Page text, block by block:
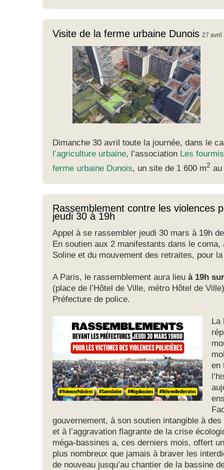
Visite de la ferme urbaine Dunois 27 avril
Dimanche 30 avril toute la journée, dans le
l’agriculture urbaine, l’association Les
ferme urbaine Dunois, un site de 1 600 m2
Rassemblement contre les violences
jeudi 30 à 19h
Appel à se rassembler jeudi 30 mars à 19h
En soutien aux 2 manifestants dans le coma,
Soline et du mouvement des retraites, pour
A Paris, le rassemblement aura lieu à 19h
(place de l’Hôtel de Ville, métro Hôtel de
Préfecture de police.
La
en
gouvernement, à son soutien intangible à
et à l’aggravation flagrante de la crise
méga-bassines a, ces derniers mois, offert
plus nombreux que jamais à braver les
de nouveau jusqu’au chantier de la bassine